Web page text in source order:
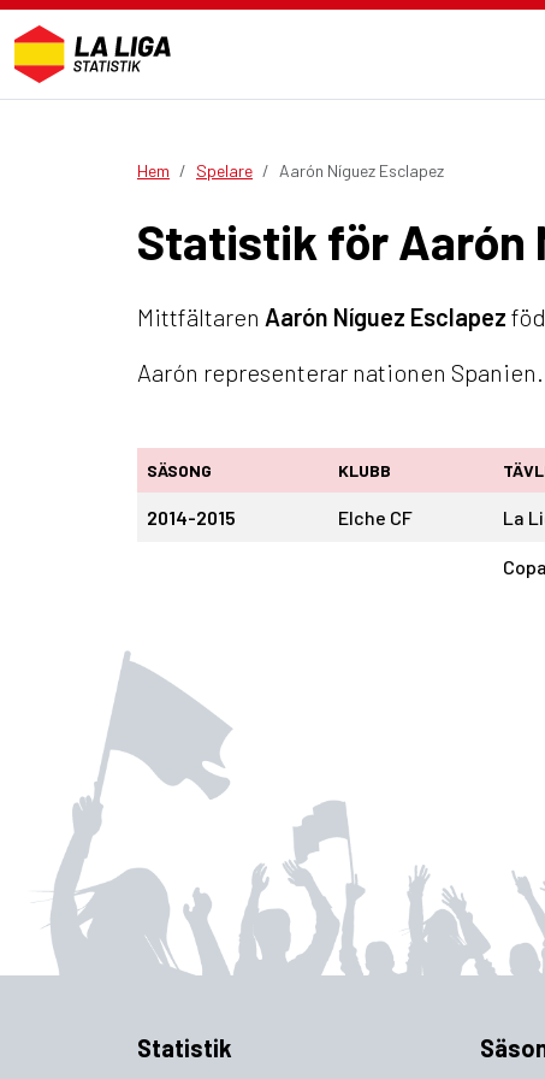
Hem Spelare Aarón Níguez Esclapez
Statistik för Aarón
Mittfältaren Aarón Níguez Esclapez
Aarón representerar nationen
SÄSONG KLUBB
2014-2015 Elche CF La
Statistik